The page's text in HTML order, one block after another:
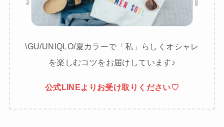
\GU/UNIQLO/夏カラーで「私」らしくオシャレ
を楽しむコツをお届けしています♪
公式LINEよりお受け取りください♡